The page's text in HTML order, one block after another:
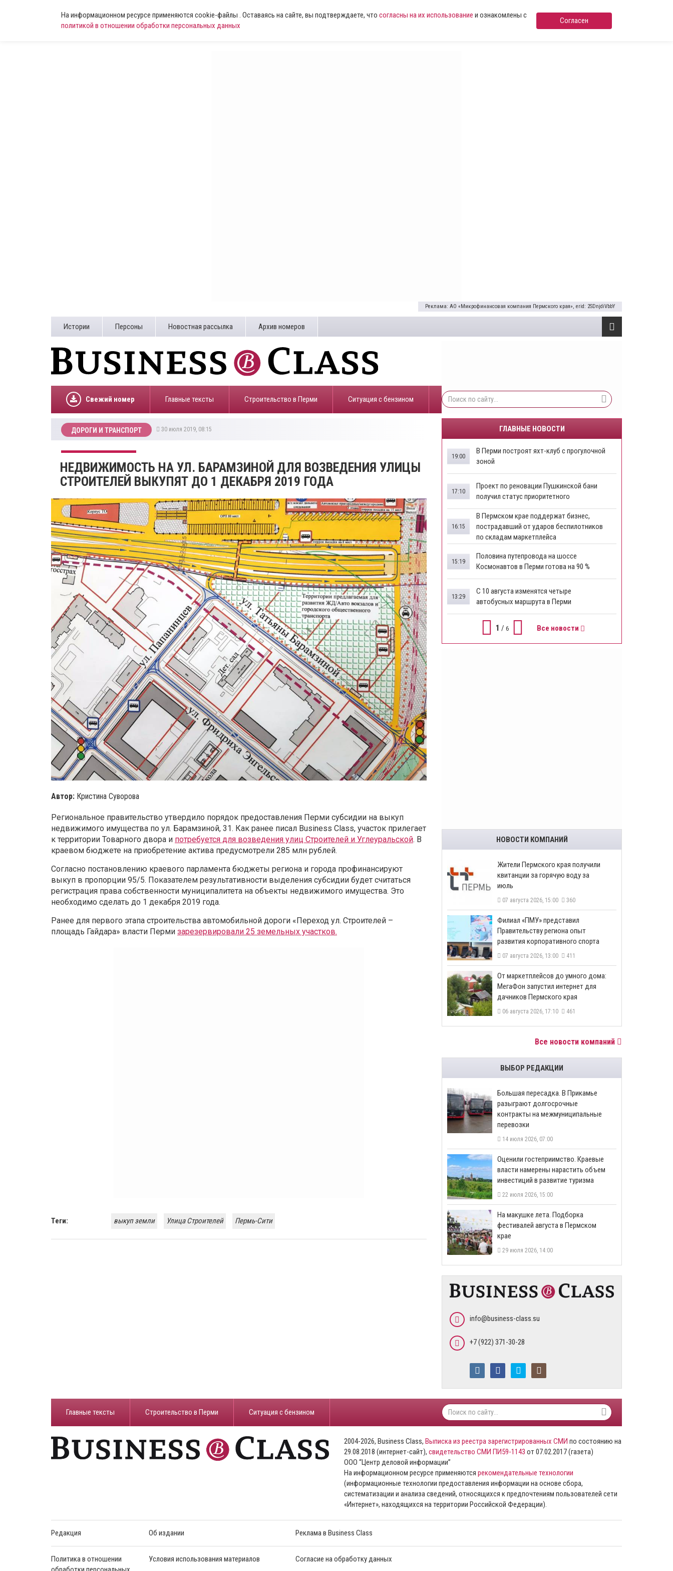
На информационном ресурсе применяются cookie-файлы . Оставаясь на сайте, вы подтверждаете, что согласны на их использование и ознакомлены с
политикой в отношении обработки персональных данных
Согласен
Реклама: АО «Микрофинансовая компания Пермского края», erid: 2SDnjdiVbbY
Истории Персоны Новостная рассылка Архив номеров
Свежий номер Главные тексты Строительство в Перми ​Ситуация с бензином
ДОРОГИ И ТРАНСПОРТ 30 июля 2019, 08:15
НЕДВИЖИМОСТЬ НА УЛ. БАРАМЗИНОЙ ДЛЯ ВОЗВЕДЕНИЯ УЛИЦЫ
СТРОИТЕЛЕЙ ВЫКУПЯТ ДО 1 ДЕКАБРЯ 2019 ГОДА
Автор: Кристина Суворова
Региональное правительство утвердило порядок предоставления Перми субсидии на выкуп
недвижимого имущества по ул. Барамзиной, 31. Как ранее писал Business Сlass, участок прилегает
к территории Товарного двора и потребуется для возведения улиц Строителей и Углеуральской. В
краевом бюджете на приобретение актива предусмотрели 285 млн рублей.
Согласно постановлению краевого парламента бюджеты региона и города профинансируют
выкуп в пропорции 95/5. Показателем результативности выделения субсидии будет считаться
регистрация права собственности муниципалитета на объекты недвижимого имущества. Это
необходимо сделать до 1 декабря 2019 года.
Ранее для первого этапа строительства автомобильной дороги «Переход ул. Строителей –
площадь Гайдара» власти Перми зарезервировали 25 земельных участков.
Теги: выкуп земли Улица Строителей Пермь-Сити
ГЛАВНЫЕ НОВОСТИ
В Перми построят яхт-клуб с прогулочной
зоной
19:00
​Проект по реновации Пушкинской бани
получил статус приоритетного
17:10
​В Пермском крае поддержат бизнес,
пострадавший от ударов беспилотников
по складам маркетплейса
16:15
​Половина путепровода на шоссе
Космонавтов в Перми готова на 90 %
15:19
​С 10 августа изменятся четыре
автобусных маршрута в Перми
13:29
1 / 6 Все новости
НОВОСТИ КОМПАНИЙ
​Жители Пермского края получили
квитанции за горячую воду за
июль
07 августа 2026, 15:00 360
​Филиал «ПМУ» представил
Правительству региона опыт
развития корпоративного спорта
07 августа 2026, 13:00 411
От маркетплейсов до умного дома:
МегаФон запустил интернет для
дачников Пермского края
06 августа 2026, 17:10 461
Все новости компаний
ВЫБОР РЕДАКЦИИ
Большая пересадка. В Прикамье
разыграют долгосрочные
контракты на межмуниципальные
перевозки
14 июля 2026, 07:00
Оценили гостеприимство. Краевые
власти намерены нарастить объем
инвестиций в развитие туризма
22 июля 2026, 15:00
На макушке лета. Подборка
фестивалей августа в Пермском
крае
29 июля 2026, 14:00
info@business-class.su
+7 (922) 371-30-28
Главные тексты Строительство в Перми ​Ситуация с бензином
2004-2026, Business Class, Выписка из реестра зарегистрированных СМИ по состоянию на
29.08.2018 (интернет-сайт), свидетельство СМИ ПИ59-1143 от 07.02.2017 (газета)
ООО “Центр деловой информации”
На информационном ресурсе применяются рекомендательные технологии
(информационные технологии предоставления информации на основе сбора,
систематизации и анализа сведений, относящихся к предпочтениям пользователей сети
«Интернет», находящихся на территории Российской Федерации).
Редакция Об издании Реклама в Business Class
Политика в отношении
Условия использования материалов Согласие на обработку данных